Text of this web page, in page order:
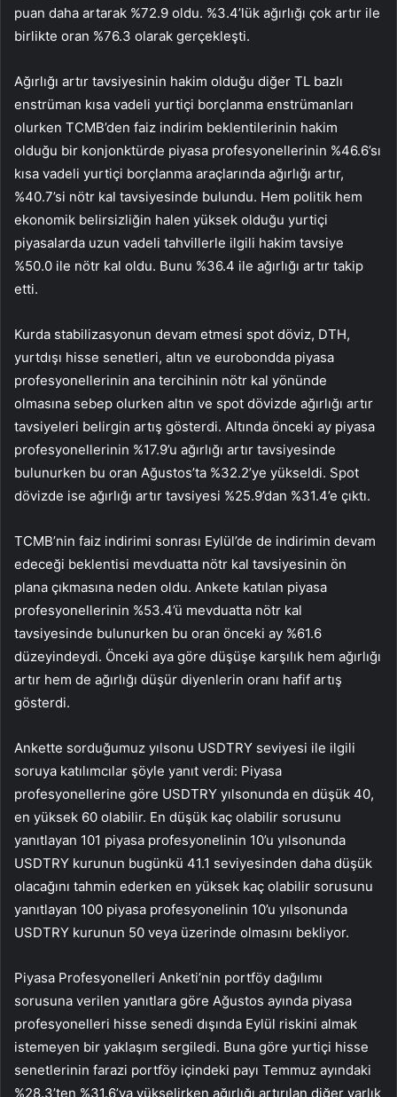
puan daha artarak %72.9 oldu. %3.4’lük ağırlığı çok artır ile
birlikte oran %76.3 olarak gerçekleşti.
Ağırlığı artır tavsiyesinin hakim olduğu diğer TL bazlı
enstrüman kısa vadeli yurtiçi borçlanma enstrümanları
olurken TCMB’den faiz indirim beklentilerinin hakim
olduğu bir konjonktürde piyasa profesyonellerinin %46.6’sı
kısa vadeli yurtiçi borçlanma araçlarında ağırlığı artır,
%40.7’si nötr kal tavsiyesinde bulundu. Hem politik hem
ekonomik belirsizliğin halen yüksek olduğu yurtiçi
piyasalarda uzun vadeli tahvillerle ilgili hakim tavsiye
%50.0 ile nötr kal oldu. Bunu %36.4 ile ağırlığı artır takip
etti.
Kurda stabilizasyonun devam etmesi spot döviz, DTH,
yurtdışı hisse senetleri, altın ve eurobondda piyasa
profesyonellerinin ana tercihinin nötr kal yönünde
olmasına sebep olurken altın ve spot dövizde ağırlığı artır
tavsiyeleri belirgin artış gösterdi. Altında önceki ay piyasa
profesyonellerinin %17.9’u ağırlığı artır tavsiyesinde
bulunurken bu oran Ağustos’ta %32.2’ye yükseldi. Spot
dövizde ise ağırlığı artır tavsiyesi %25.9’dan %31.4’e çıktı.
TCMB’nin faiz indirimi sonrası Eylül’de de indirimin devam
edeceği beklentisi mevduatta nötr kal tavsiyesinin ön
plana çıkmasına neden oldu. Ankete katılan piyasa
profesyonellerinin %53.4’ü mevduatta nötr kal
tavsiyesinde bulunurken bu oran önceki ay %61.6
düzeyindeydi. Önceki aya göre düşüşe karşılık hem ağırlığı
artır hem de ağırlığı düşür diyenlerin oranı hafif artış
gösterdi.
Ankette sorduğumuz yılsonu USDTRY seviyesi ile ilgili
soruya katılımcılar şöyle yanıt verdi: Piyasa
profesyonellerine göre USDTRY yılsonunda en düşük 40,
en yüksek 60 olabilir. En düşük kaç olabilir sorusunu
yanıtlayan 101 piyasa profesyonelinin 10’u yılsonunda
USDTRY kurunun bugünkü 41.1 seviyesinden daha düşük
olacağını tahmin ederken en yüksek kaç olabilir sorusunu
yanıtlayan 100 piyasa profesyonelinin 10’u yılsonunda
USDTRY kurunun 50 veya üzerinde olmasını bekliyor.
Piyasa Profesyonelleri Anketi’nin portföy dağılımı
sorusuna verilen yanıtlara göre Ağustos ayında piyasa
profesyonelleri hisse senedi dışında Eylül riskini almak
istemeyen bir yaklaşım sergiledi. Buna göre yurtiçi hisse
senetlerinin farazi portföy içindeki payı Temmuz ayındaki
%28.3’ten %31.6’ya yükselirken ağırlığı artırılan diğer varlık